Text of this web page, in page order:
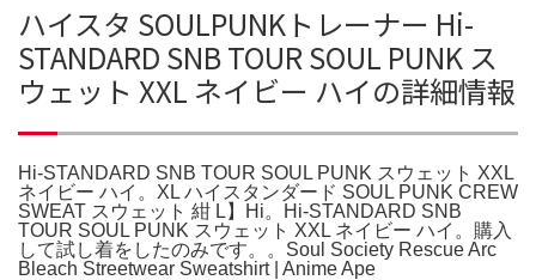
ハイスタ SOULPUNKトレーナー Hi-
STANDARD SNB TOUR SOUL PUNK ス
ウェット XXL ネイビー ハイの詳細情報
Hi-STANDARD SNB TOUR SOUL PUNK スウェット XXL
ネイビー ハイ。XL ハイスタンダード SOUL PUNK CREW
SWEAT スウェット 紺 L】Hi。Hi-STANDARD SNB
TOUR SOUL PUNK スウェット XXL ネイビー ハイ。購入
して試し着をしたのみです。。Soul Society Rescue Arc
Bleach Streetwear Sweatshirt | Anime Ape